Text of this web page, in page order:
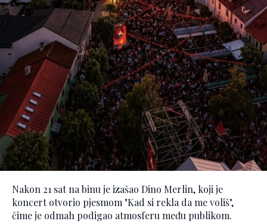
Nakon 21 sat na binu je izašao Dino Merlin, koji je
koncert otvorio pjesmom "Kad si rekla da me voliš",
čime je odmah podigao atmosferu među publikom.